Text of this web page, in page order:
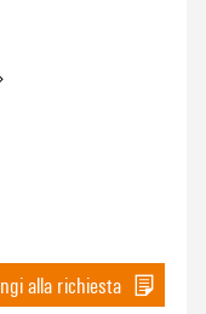
alla richiesta